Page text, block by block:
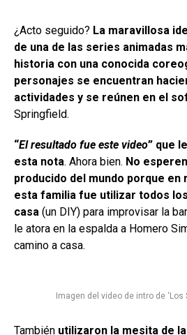
¿Acto seguido? La maravillosa
de una de las series animadas
historia con una conocida
personajes se encuentran
actividades y se reúnen en el
Springfield.
“El resultado fue este video” que
esta nota. Ahora bien. No
producido del mundo porque en
esta familia fue utilizar todos
casa (un DIY) para improvisar la
le atora en la espalda a Homero
camino a casa.
Imagen del video de intro de ‘Los
También utilizaron la mesita de